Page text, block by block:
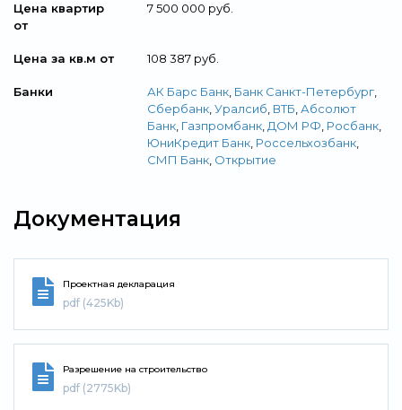
Цена квартир
от
7 500 000 руб.
Цена за кв.м от 108 387 руб.
Банки АК Барс Банк Банк Санкт-Петербург
Сбербанк ,Уралсиб ВТБ ,Абсолют
Банк Газпромбанк ДОМ РФ Росбанк
ЮниКредит Банк Россельхозбанк
СМП Банк Открытие
Документация
Проектная декларация
pdf (425Kb)
Разрешение на строительство
pdf (2775Kb)